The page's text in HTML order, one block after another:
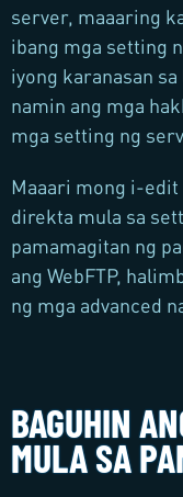
server, maaaring
ibang mga setting
iyong karanasan
namin ang mga
mga setting ng
Maaari mong i-
direkta mula sa
pamamagitan ng
ang WebFTP,
ng mga advanced
BAGUHIN
MULA SA